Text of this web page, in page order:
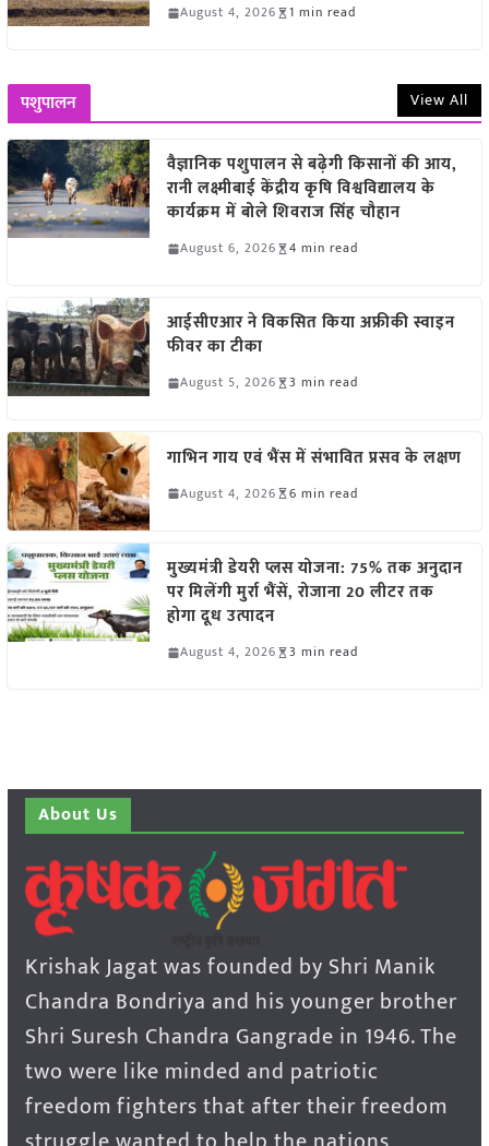
August 4, 2026 1 min read
पशुपालन View All
वैज्ञानिक पशुपालन से बढ़ेगी किसानों की आय,
रानी लक्ष्मीबाई केंद्रीय कृषि विश्वविद्यालय के
कार्यक्रम में बोले शिवराज सिंह चौहान
August 6, 2026 4 min read
आईसीएआर ने विकसित किया अफ्रीकी स्वाइन
फीवर का टीका
August 5, 2026 3 min read
गाभिन गाय एवं भैंस में संभावित प्रसव के लक्षण
August 4, 2026 6 min read
मुख्यमंत्री डेयरी प्लस योजना: 75% तक अनुदान
पर मिलेंगी मुर्रा भैंसें, रोजाना 20 लीटर तक
होगा दूध उत्पादन
August 4, 2026 3 min read
About Us
Krishak Jagat was founded by Shri Manik
Chandra Bondriya and his younger brother
Shri Suresh Chandra Gangrade in 1946. The
two were like minded and patriotic
freedom fighters that after their freedom